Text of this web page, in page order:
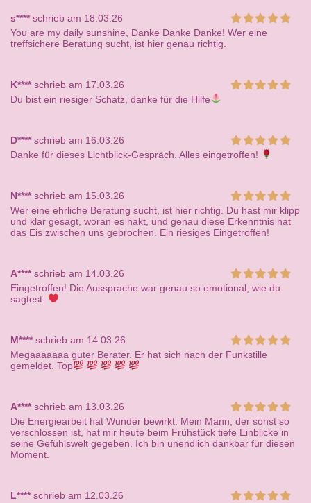
s****schrieb am 18.03.26
You are my daily sunshine, Danke Danke Danke! Wer eine
treffsichere Beratung sucht, ist hier genau richtig.
K****schrieb am 17.03.26
Du bist ein riesiger Schatz, danke für die Hilfe
D****schrieb am 16.03.26
Danke für dieses Lichtblick-Gespräch. Alles eingetroffen!
N****schrieb am 15.03.26
Wer eine ehrliche Beratung sucht, ist hier richtig. Du hast mir klipp
und klar gesagt, woran es hakt, und genau diese Erkenntnis hat
das Eis zwischen uns gebrochen. Ein riesiges Eingetroffen!
A****schrieb am 14.03.26
Eingetroffen! Die Aussprache war genau so emotional, wie du
sagtest.
M****schrieb am 14.03.26
Megaaaaaaa guter Berater. Er hat sich nach der Funkstille
gemeldet. Top
A****schrieb am 13.03.26
Die Energiearbeit hat Wunder bewirkt. Mein Mann, der sonst so
verschlossen ist, hat mir heute beim Frühstück tiefe Einblicke in
seine Gefühlswelt gegeben. Ich bin unendlich dankbar für diesen
Moment.
L****schrieb am 12.03.26